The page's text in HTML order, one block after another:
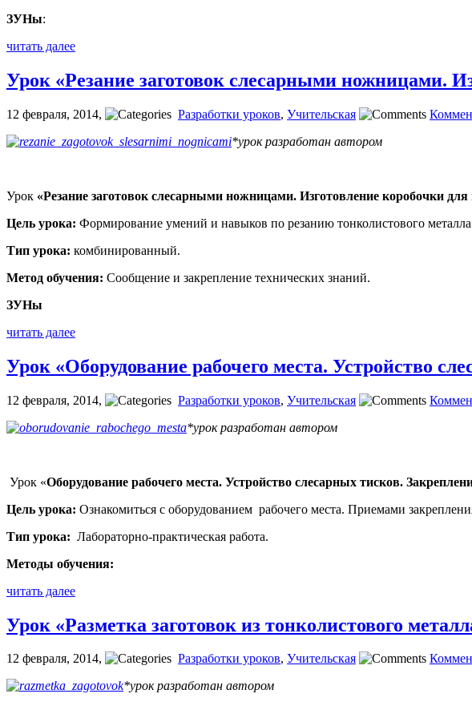
ЗУНы:
читать далее
Урок «Резание заготовок слесарными ножницами.
12 февраля, 2014, Разработки уроков, Учительская
*урок разработан автором
Урок «Резание заготовок слесарными ножницами. Изготовление коробочки для
Цель урока: Формирование умений и навыков по резанию тонколистового
Тип урока: комбинированный.
Метод обучения: Сообщение и закрепление технических знаний.
ЗУНы
читать далее
Урок «Оборудование рабочего места. Устройство
12 февраля, 2014, Разработки уроков, Учительская
*урок разработан автором
Урок «Оборудование рабочего места. Устройство слесарных тисков.
Цель урока: Ознакомиться с оборудованием рабочего места. Приемами
Тип урока: Лабораторно-практическая работа.
Методы обучения:
читать далее
Урок «Разметка заготовок из тонколистового
12 февраля, 2014, Разработки уроков, Учительская
*урок разработан автором